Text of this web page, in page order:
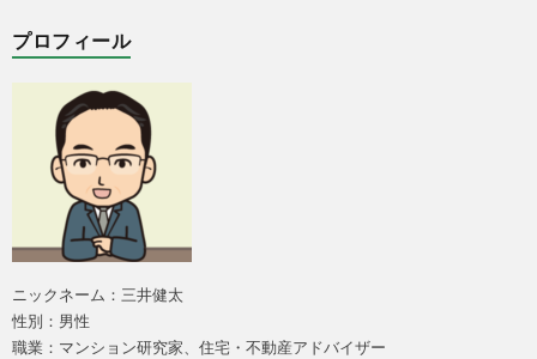
プロフィール
ニックネーム：三井健太
性別：男性
職業：マンション研究家、住宅・不動産アドバイザー